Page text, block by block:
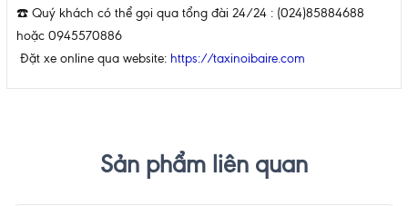
☎️ Quý khách có thể gọi qua tổng đài 24/24 : (024)85884688
hoặc 0945570886
Đặt xe online qua website: https://taxinoibaire.com
Sản phẩm liên quan